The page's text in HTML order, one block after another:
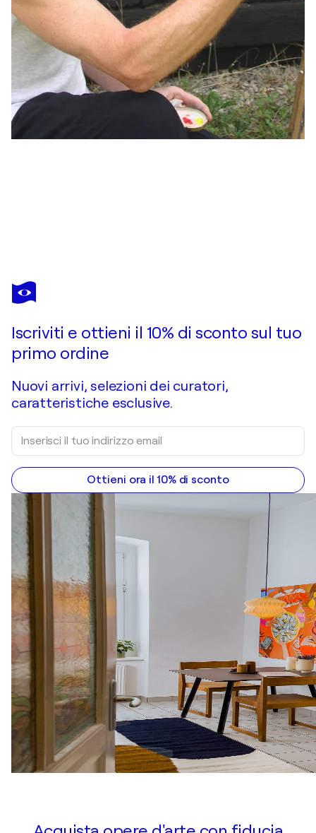
JEAN MIRRE
New Tarzan
Iscriviti e ottieni il 10% di sconto sul tuo
primo ordine
Nuovi arrivi, selezioni dei curatori,
caratteristiche esclusive.
Ottieni ora il 10% di sconto